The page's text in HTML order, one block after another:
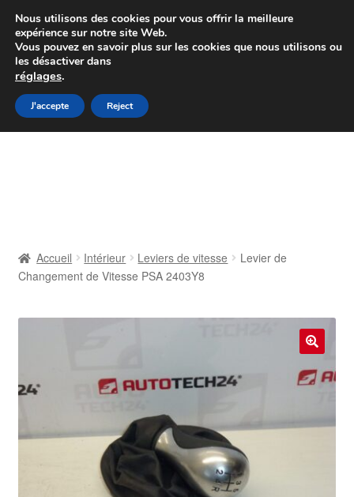
Colissimo livraison à partir de 7 EUR
Du lundi au vendredi de 9 h à 16 h
Aller
à
Aller
au
Contact
Livraison
Accueil Intérieur Leviers de vitesse
Levier de
Changement de Vitesse PSA 2403Y8
🔍
Nous utilisons des cookies pour vous offrir la meilleure
expérience sur notre site Web.
Vous pouvez en savoir plus sur les cookies que nous utilisons ou
les désactiver dans
réglages.
J'accepte Reject